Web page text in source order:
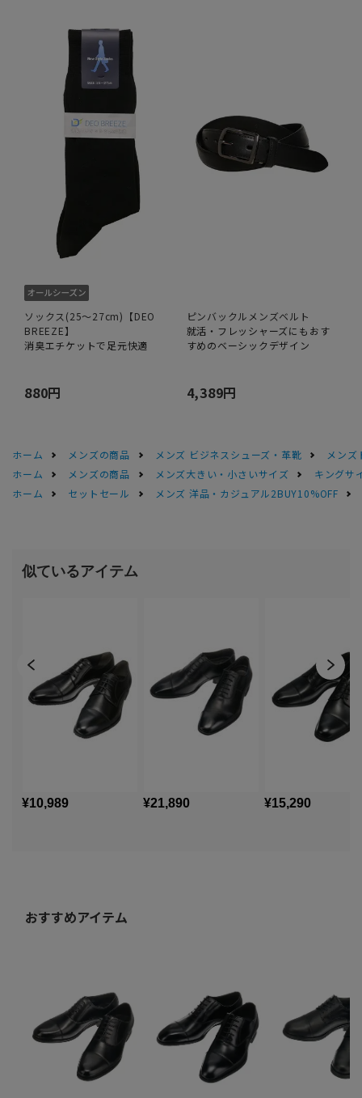
ソックス(25～27cm)【DEO
BREEZE】
消臭エチケットで足元快適
880円
ピンバックルメンズベルト
就活・フレッシャーズにもおす
すめのベーシックデザイン
4,389円
ホーム メンズの商品 メンズ ビジネスシューズ・革靴
メンズ
ホーム
メンズの商品 メンズ大きい・小さいサイズ
キングサ
ホーム
セットセール メンズ 洋品・カジュアル2BUY10%OFF